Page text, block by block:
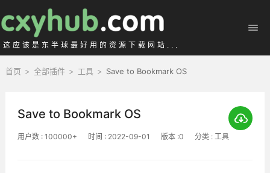
这应该是东半球最好用的资源下载网站...
首页 > 全部插件 > 工具 > Save to Bookmark OS
Save to Bookmark OS
用户数 : 100000+ 时间 : 2022-09-01 版本 :0 分类 : 工具